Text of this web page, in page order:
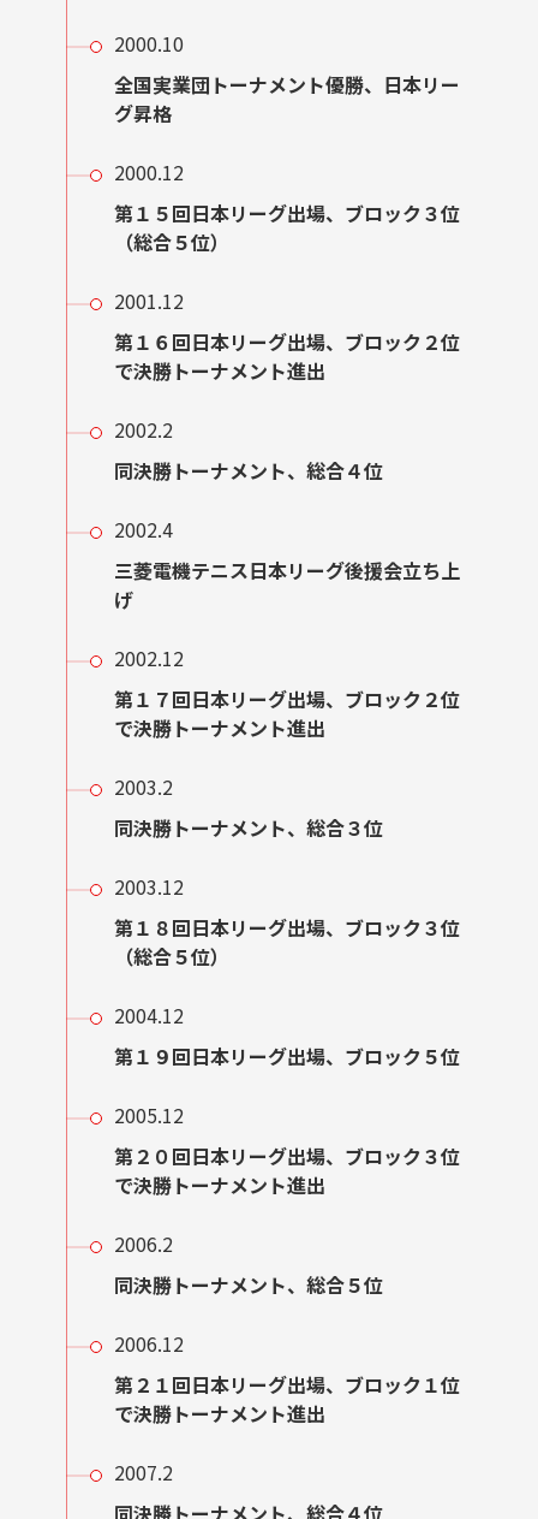
2000.10
全国実業団トーナメント優勝、日本リー
グ昇格
2000.12
第１５回日本リーグ出場、ブロック３位
（総合５位）
2001.12
第１６回日本リーグ出場、ブロック２位
で決勝トーナメント進出
2002.2
同決勝トーナメント、総合４位
2002.4
三菱電機テニス日本リーグ後援会立ち上
げ
2002.12
第１７回日本リーグ出場、ブロック２位
で決勝トーナメント進出
2003.2
同決勝トーナメント、総合３位
2003.12
第１８回日本リーグ出場、ブロック３位
（総合５位）
2004.12
第１９回日本リーグ出場、ブロック５位
2005.12
第２０回日本リーグ出場、ブロック３位
で決勝トーナメント進出
2006.2
同決勝トーナメント、総合５位
2006.12
第２１回日本リーグ出場、ブロック１位
で決勝トーナメント進出
2007.2
同決勝トーナメント、総合４位